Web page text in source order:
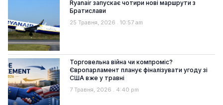
Ryanair запускає чотири нові маршрути з
Братислави
25 Травня, 2026 10:57 am
Торговельна війна чи компроміс?
Європарламент планує фіналізувати угоду зі
США вже у травні
7 Травня, 2026 4:40 pm